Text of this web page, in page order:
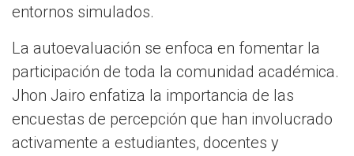
entornos simulados.
La autoevaluación se enfoca en fomentar la
participación de toda la comunidad académica.
Jhon Jairo enfatiza la importancia de las
encuestas de percepción que han involucrado
activamente a estudiantes, docentes y